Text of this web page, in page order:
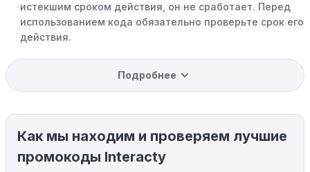
истекшим сроком действия, он не сработает. Перед
использованием кода обязательно проверьте срок его
действия.
Уже со скидкой:В некоторых случаях интересующий
вас товар может быть уже со скидкой. Некоторые
магазины предлагают скидки и акции напрямую, без
Ограничения на использование промокода:
Некоторые промокоды распространяются только на
определенные товары, бренды или категории. Если вы
Подробнее
Как мы находим и проверяем лучшие
промокоды Interacty